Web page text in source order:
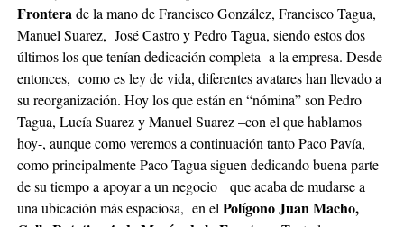
Fronterade la mano de Francisco González, Francisco Tagua,
Manuel Suarez, José Castro y Pedro Tagua, siendo estos dos
últimos los que tenían dedicación completa a la empresa. Desde
entonces, como es ley de vida, diferentes avatares han llevado a
su reorganización. Hoy los que están en “nómina” son Pedro
Tagua, Lucía Suarez y Manuel Suarez –con el que hablamos
hoy-, aunque como veremos a continuación tanto Paco Pavía,
como principalmente Paco Tagua siguen dedicando buena parte
de su tiempo a apoyar a un negocio que acaba de mudarse a
una ubicación más espaciosa, en el Polígono Juan Macho,